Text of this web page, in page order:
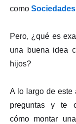
como
Pero, ¿qué es
una buena idea
hijos?
A lo largo de este
preguntas y te
cómo montar